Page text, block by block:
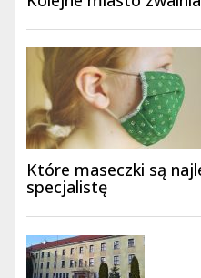
Które maseczki są
specjalistę